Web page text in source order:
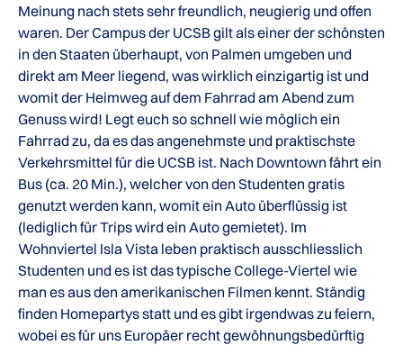
Meinung nach stets sehr freundlich, neugierig und offen
waren. Der Campus der UCSB gilt als einer der schönsten
in den Staaten überhaupt, von Palmen umgeben und
direkt am Meer liegend, was wirklich einzigartig ist und
womit der Heimweg auf dem Fahrrad am Abend zum
Genuss wird! Legt euch so schnell wie möglich ein
Fahrrad zu, da es das angenehmste und praktischste
Verkehrsmittel für die UCSB ist. Nach Downtown fährt ein
Bus (ca. 20 Min.), welcher von den Studenten gratis
genutzt werden kann, womit ein Auto überflüssig ist
(lediglich für Trips wird ein Auto gemietet). Im
Wohnviertel Isla Vista leben praktisch ausschliesslich
Studenten und es ist das typische College-Viertel wie
man es aus den amerikanischen Filmen kennt. Ständig
finden Homepartys statt und es gibt irgendwas zu feiern,
wobei es für uns Europäer recht gewöhnungsbedürftig